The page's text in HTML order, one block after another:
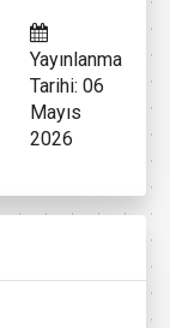
Yayınlanma
Tarihi: 06
Mayıs
2026